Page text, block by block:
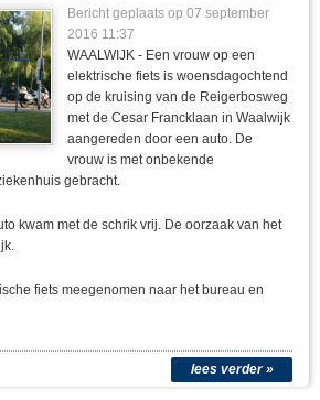
Bericht geplaats op 07 september
2016 11:37
WAALWIJK - Een vrouw op een
elektrische fiets is woensdagochtend
op de kruising van de Reigerbosweg
met de Cesar Francklaan in Waalwijk
aangereden door een auto. De
vrouw is met onbekende
gebracht.
kwam met de schrik vrij. De oorzaak van het
fiets meegenomen naar het bureau en
lees verder »